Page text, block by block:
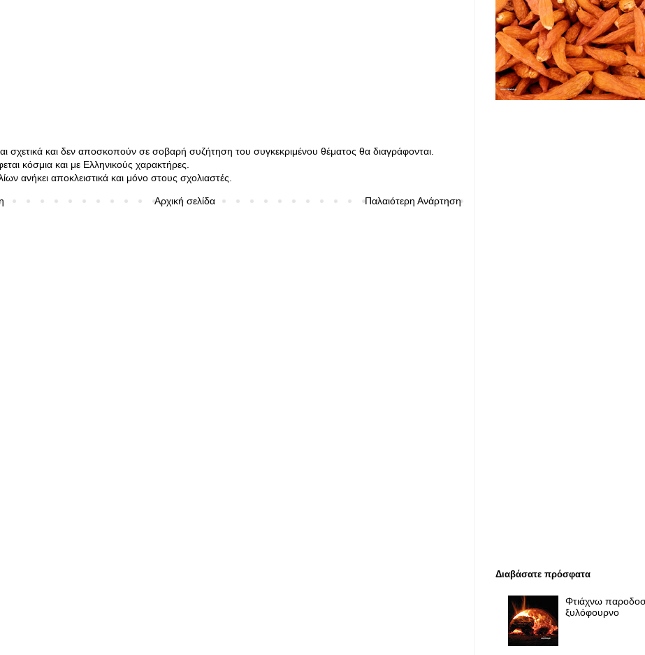
σχετικά και δεν αποσκοπούν σε σοβαρή συζήτηση του συγκεκριμένου θέματος θα διαγράφονται.
κόσμια και με Ελληνικούς χαρακτήρες.
ανήκει αποκλειστικά και μόνο στους σχολιαστές.
Παλαιότερη Ανάρτηση
Αρχική σελίδα
Διαβάσατε πρόσφατα
Φτιάχνω
ξυλόφουρνο